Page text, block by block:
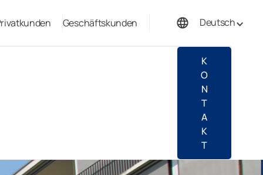
Geschäftskunden
Deutsch
K
O
N
T
A
K
T